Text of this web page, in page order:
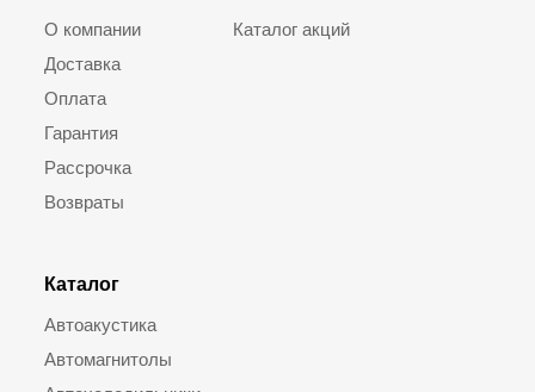
О компании
Доставка
Оплата
Гарантия
Рассрочка
Возвраты
Каталог
Автоакустика
Автомагнитолы
Каталог акций